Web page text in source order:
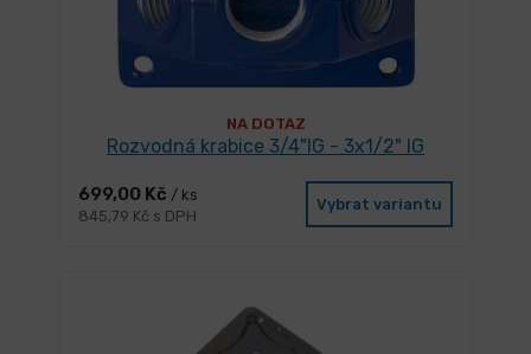
NA DOTAZ
Rozvodná krabice 3/4"IG - 3x1/2" IG
699,00 Kč / ks
845,79 Kč s DPH
Vybrat variantu